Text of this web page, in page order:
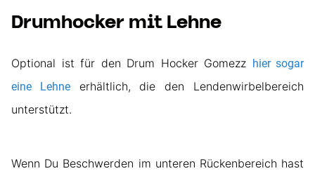
Drumhocker mit Lehne
Optional ist für den Drum Hocker Gomezz hier sogar
eine Lehneerhältlich, die den Lendenwirbelbereich
unterstützt.
Wenn Du Beschwerden im unteren Rückenbereich hast